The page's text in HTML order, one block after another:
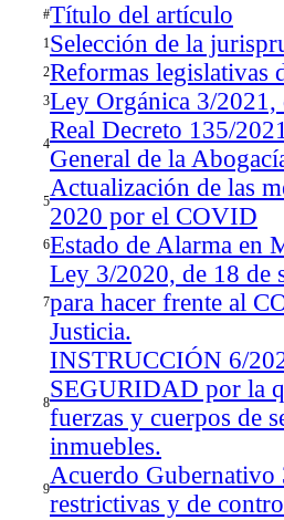
#Título del artículo
1Selección de la
2Reformas legislativas
3Ley Orgánica 3/2021,
4Real Decreto 135/
General de la
5Actualización de las
2020 por el COVID
6Estado de Alarma en
7
Ley 3/2020, de 18 de
para hacer frente al
Justicia.
8
INSTRUCCIÓN 6/
SEGURIDAD por la
fuerzas y cuerpos de
inmuebles.
9Acuerdo Gubernativo
restrictivas y de